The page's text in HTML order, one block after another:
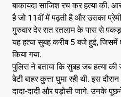
बाकायदा साजिश रच कर हत्‍या की.
है जो 11वीं में पढ़ती है और उसका
गुरुवार देर रात रतलाम के पास से
यह हत्या सुबह करीब 5 बजे हुई, जिसमें
किया गया.
पुलिस ने बताया कि सुबह जब हत्या की
बेटी बाहर कुत्ता घुमा रही थी. इस
दादा-दादी और पड़ोसी जागे. उनके